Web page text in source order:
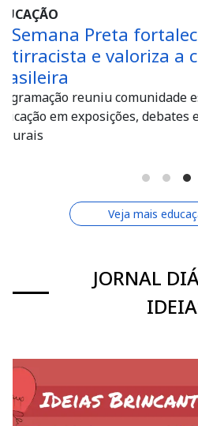
afro-
do Colégio de
Colégio de
Evento
ambiental em
Veja mais
JORNAL